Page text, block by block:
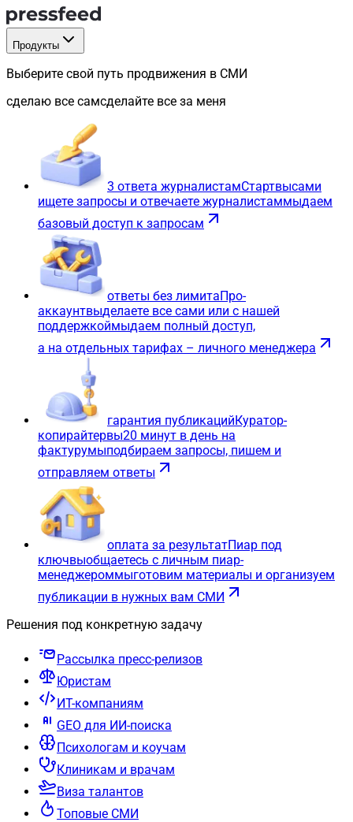
Продукты
Выберите свой путь продвижения в СМИ
сделаю все самсделайте все за меня
3 ответа журналистамСтартвысами
ищете запросы и отвечаете журналистаммыдаем
базовый доступ к запросам
ответы без лимитаПро-
аккаунтвыделаете все сами или с нашей
поддержкоймыдаем полный доступ,
а на отдельных тарифах – личного менеджера
гарантия публикацийКуратор-
копирайтервы20 минут в день на
фактурумыподбираем запросы, пишем и
отправляем ответы
оплата за результатПиар под
ключвыобщаетесь с личным пиар-
менеджероммыготовим материалы и организуем
публикации в нужных вам СМИ
Решения под конкретную задачу
Рассылка пресс-релизов
Юристам
ИТ-компаниям
GEO для ИИ-поиска
Психологам и коучам
Клиникам и врачам
Виза талантов
Топовые СМИ